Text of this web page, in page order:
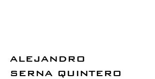
ALEJANDRO
SERNA QUINTERO